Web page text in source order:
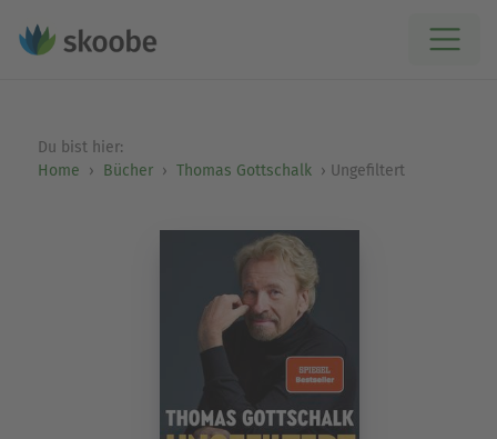
Du bist hier:
Home
Bücher Thomas Gottschalk Ungefiltert